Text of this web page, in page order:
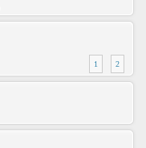
1 2